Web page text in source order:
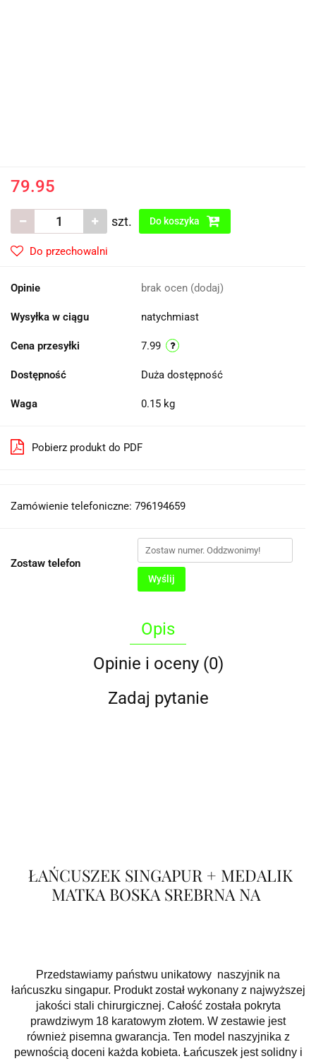
79.95
szt. Do koszyka
Do przechowalni
Opinie brak ocen (dodaj)
Wysyłka w ciągu natychmiast
Cena przesyłki 7.99
Dostępność Duża dostępność
Waga 0.15 kg
Pobierz produkt do PDF
Zamówienie telefoniczne: 796194659
Zostaw telefon
Wyślij
Opis
Opinie i oceny (0)
Zadaj pytanie
ŁAŃCUSZEK SINGAPUR + MEDALIK
MATKA BOSKA SREBRNA NA
Przedstawiamy państwu unikatowy naszyjnik na
łańcuszku singapur. Produkt został wykonany z najwyższej
jakości stali chirurgicznej. Całość została pokryta
prawdziwym 18 karatowym złotem. W zestawie jest
również pisemna gwarancja. Ten model naszyjnika z
pewnością doceni każda kobieta. Łańcuszek jest solidny i